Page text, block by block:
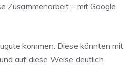
Zusammenarbeit – mit Google
kommen. Diese könnten mit
auf diese Weise deutlich